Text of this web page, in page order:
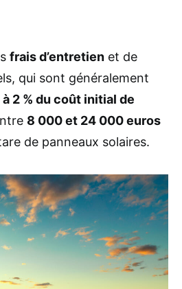
frais d’entretien et de
qui sont généralement
à 2 % du coût initial de
8 000 et 24 000 euros
de panneaux solaires.